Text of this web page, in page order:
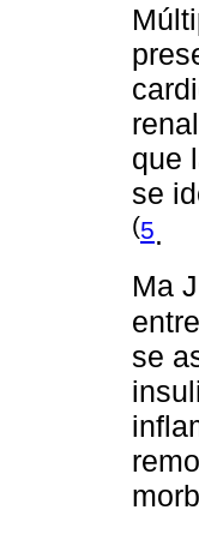
que
se
(5.
Ma
se